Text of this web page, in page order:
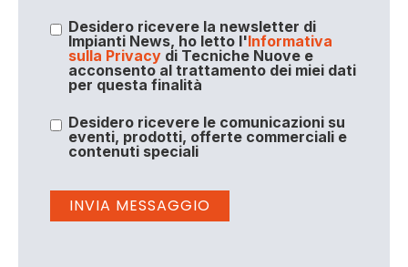
Desidero ricevere la newsletter di
Impianti News, ho letto l'Informativa
sulla Privacydi Tecniche Nuove e
acconsento al trattamento dei miei dati
per questa finalità
Desidero ricevere le comunicazioni su
eventi, prodotti, offerte commerciali e
contenuti speciali